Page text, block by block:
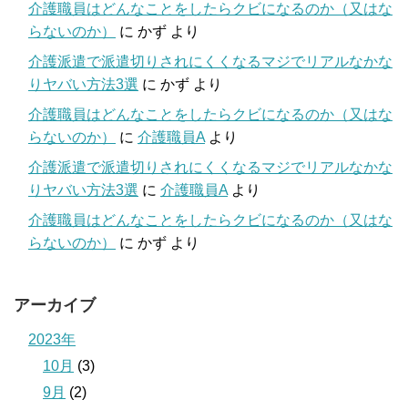
介護職員はどんなことをしたらクビになるのか（又はな
らないのか）
に かず より
介護派遣で派遣切りされにくくなるマジでリアルなかな
りヤバい方法3選 に かず より
介護職員はどんなことをしたらクビになるのか（又はな
らないのか）
に 介護職員A より
介護派遣で派遣切りされにくくなるマジでリアルなかな
りヤバい方法3選 に 介護職員A より
介護職員はどんなことをしたらクビになるのか（又はな
らないのか）
に かず より
アーカイブ
2023年
10月 (3)
9月 (2)